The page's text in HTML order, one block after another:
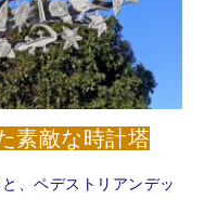
素敵な時計塔
、ペデストリアンデッ